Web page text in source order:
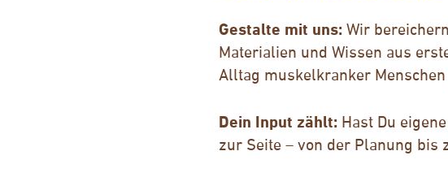
Gestalte mit uns: Wir
Materialien und Wissen aus
Alltag muskelkranker
Dein Input zählt: Hast Du
zur Seite – von der Planung bis